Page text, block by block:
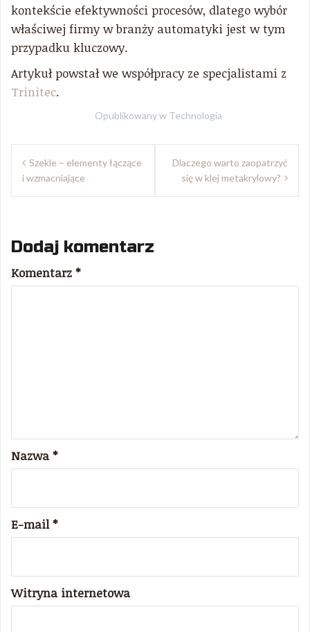
kontekście efektywności procesów, dlatego wybór
właściwej firmy w branży automatyki jest w tym
przypadku kluczowy.
Artykuł powstał we współpracy ze specjalistami z
Trinitec.
Opublikowany w Technologia
Nawigacja
wpisu
Szekle – elementy łączące
i wzmacniające
Dlaczego warto zaopatrzyć
się w klej metakrylowy?
Dodaj komentarz
Komentarz *
Nazwa *
E-mail*
Witryna internetowa